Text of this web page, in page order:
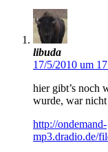
libuda
17/5/2010 um
hier gibt’s noch
wurde, war
http://ondemand-
mp3.dradio.de/